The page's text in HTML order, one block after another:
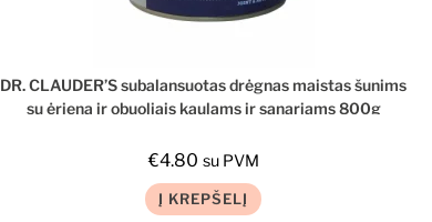
DR. CLAUDER’S subalansuotas drėgnas maistas šunims
su ėriena ir obuoliais kaulams ir sąnariams 800g
€4.80 su PVM
Į KREPŠELĮ